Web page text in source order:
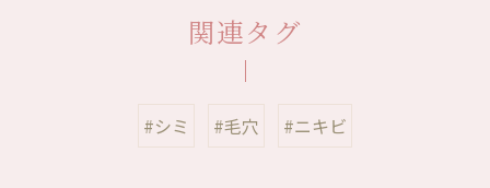
関連タグ
#シミ #毛穴 #ニキビ